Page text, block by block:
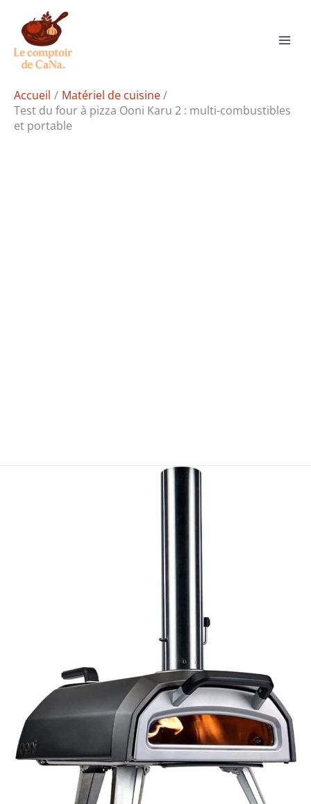
contenu
Accueil
Matériel de cuisine
Test du four à pizza Ooni Karu 2 : multi-combustibles
et portable
Rechercher